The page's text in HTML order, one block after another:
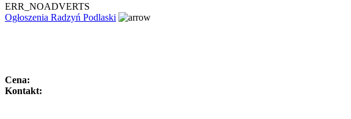
ERR_NOADVERTS
Ogłoszenia Radzyń Podlaski
Cena:
Kontakt: